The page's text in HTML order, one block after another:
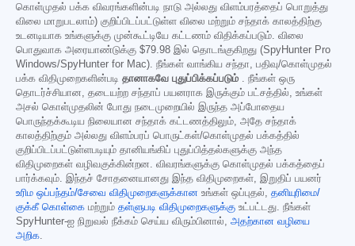
கொள்முதல் பக்க விவரங்களின்படி நாடு அல்லது விளம்பரத்தைப் பொறுத்து
விலை மாறுபடலாம்) குறிப்பிடப்பட்டுள்ள விலை மற்றும் சந்தாக் காலத்திற்கு
உடனடியாக உங்களுக்கு முன்கூட்டியே கட்டணம் விதிக்கப்படும். விலை
பொதுவாக அரையாண்டுக்கு $79.98 இல் தொடங்குகிறது (SpyHunter Pro
Windows/SpyHunter for Mac). நீங்கள் வாங்கிய சந்தா, பதிவு/கொள்முதல்
பக்க விதிமுறைகளின்படி தானாகவே புதுப்பிக்கப்படும் . நீங்கள் ஒரு
தொடர்ச்சியான, தடையற்ற சந்தாப் பயனராக இருக்கும் பட்சத்தில், உங்கள்
அசல் கொள்முதலின் போது நடைமுறையில் இருந்த அப்போதைய
பொருந்தக்கூடிய நிலையான சந்தாக் கட்டணத்திலும், அதே சந்தாக்
காலத்திற்கும் அல்லது விளம்பரப் பொருட்கள்/கொள்முதல் பக்கத்தில்
குறிப்பிடப்பட்டுள்ளபடியும் தானியங்கிப் புதுப்பித்தல்களுக்கு அந்த
விதிமுறைகள் வழிவகுக்கின்றன. விவரங்களுக்கு கொள்முதல் பக்கத்தைப்
பார்க்கவும். இந்தச் சோதனையானது இந்த விதிமுறைகள், இறுதிப் பயனர்
உரிம ஒப்பந்தம்/சேவை விதிமுறைகளுக்கான உங்கள் ஒப்புதல், தனியுரிமை/
குக்கீ கொள்கை மற்றும் தள்ளுபடி விதிமுறைகளுக்கு உட்பட்டது. நீங்கள்
SpyHunter-ஐ நிறுவல் நீக்கம் செய்ய விரும்பினால், அதற்கான வழியை
அறிக.